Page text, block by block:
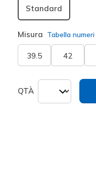
Standard
Misura Tabella numeri
39.5 42
QTÀ